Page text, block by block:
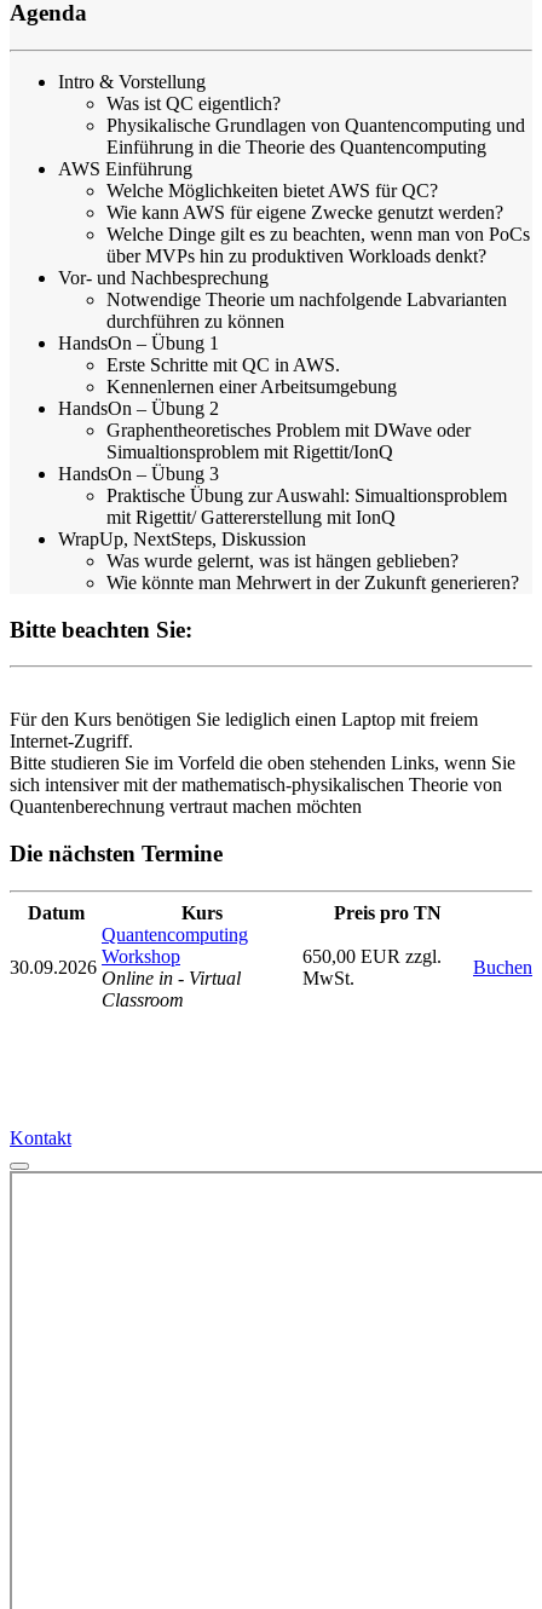
Agenda
Intro & Vorstellung
Was ist QC eigentlich?
Physikalische Grundlagen von Quantencomputing und
Einführung in die Theorie des Quantencomputing
AWS Einführung
Welche Möglichkeiten bietet AWS für QC?
Wie kann AWS für eigene Zwecke genutzt werden?
Welche Dinge gilt es zu beachten, wenn man von PoCs
über MVPs hin zu produktiven Workloads denkt?
Vor- und Nachbesprechung
Notwendige Theorie um nachfolgende Labvarianten
durchführen zu können
HandsOn – Übung 1
Erste Schritte mit QC in AWS.
Kennenlernen einer Arbeitsumgebung
HandsOn – Übung 2
Graphentheoretisches Problem mit DWave oder
Simualtionsproblem mit Rigettit/IonQ
HandsOn – Übung 3
Praktische Übung zur Auswahl: Simualtionsproblem
mit Rigettit/ Gattererstellung mit IonQ
WrapUp, NextSteps, Diskussion
Was wurde gelernt, was ist hängen geblieben?
Wie könnte man Mehrwert in der Zukunft generieren?
Bitte beachten Sie:
Für den Kurs benötigen Sie lediglich einen Laptop mit freiem
Internet-Zugriff.
Bitte studieren Sie im Vorfeld die oben stehenden Links, wenn Sie
sich intensiver mit der mathematisch-physikalischen Theorie von
Quantenberechnung vertraut machen möchten
Die nächsten Termine
Datum Kurs Preis pro TN
30.09.2026
Quantencomputing
Workshop
Online in - Virtual
Classroom
650,00 EUR zzgl.
MwSt.
Buchen
Kontakt